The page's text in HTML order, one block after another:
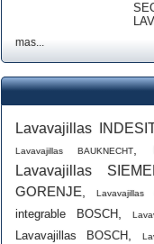
mas...
Lavavajillas
Lavavajillas BAUKNECHT
Lavavajillas
GORENJE
Lavavajillas
integrable BOSCH
,
Lavavajillas BOSCH